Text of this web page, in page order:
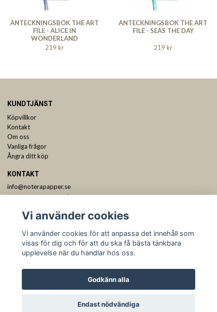
ANTECKNINGSBOK THE ART
FILE - ALICE IN
WONDERLAND
219 kr
ANTECKNINGSBOK THE ART
FILE - SEAS THE DAY
219 kr
KUNDTJÄNST
Köpvillkor
Kontakt
Om oss
Vanliga frågor
Ångra ditt köp
KONTAKT
info@noterapapper.se
Vi använder cookies
Vi använder cookies för att anpassa det innehåll som
visas för dig och för att du ska få bästa tänkbara
upplevelse när du handlar hos oss.
Godkänn alla
Endast nödvändiga